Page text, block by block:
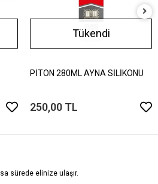
Tükendi
PİTON 280ML AYNA SİLİKONU
250,00 TL
sürede elinize ulaşır.